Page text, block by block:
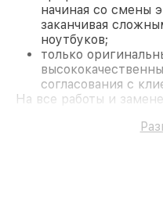
начиная со смены
заканчивая
ноутбуков;
только
согласования с
На все работы и
поломки по условиям